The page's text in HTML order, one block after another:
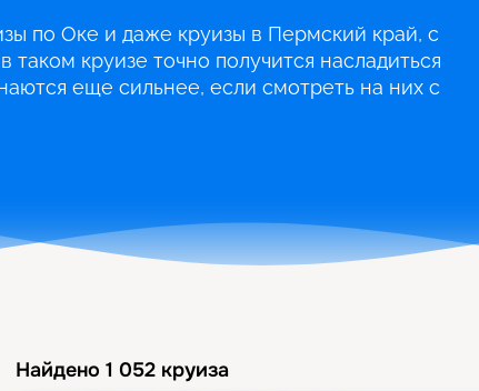
по Оке и даже круизы в Пермский край, с
круизе точно получится насладиться
еще сильнее, если смотреть на них с
Найдено 1 052 круиза